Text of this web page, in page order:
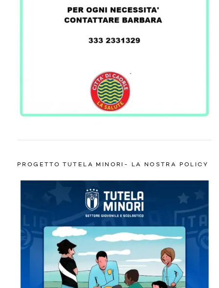
PROGETTO TUTELA MINORI- LA NOSTRA POLICY